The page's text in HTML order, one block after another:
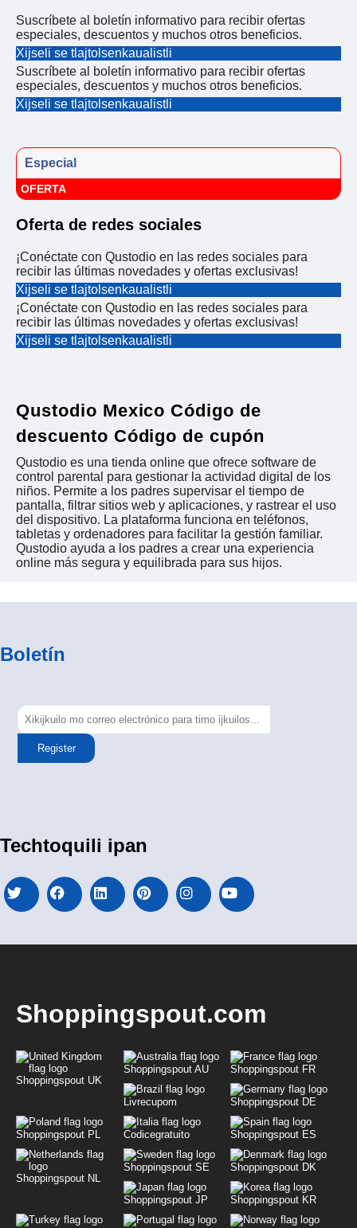
Suscríbete al boletín informativo para recibir ofertas
especiales, descuentos y muchos otros beneficios.
Xijseli se tlajtolsenkaualistli
Suscríbete al boletín informativo para recibir ofertas
especiales, descuentos y muchos otros beneficios.
Xijseli se tlajtolsenkaualistli
Especial
OFERTA
Oferta de redes sociales
¡Conéctate con Qustodio en las redes sociales para
recibir las últimas novedades y ofertas exclusivas!
Xijseli se tlajtolsenkaualistli
¡Conéctate con Qustodio en las redes sociales para
recibir las últimas novedades y ofertas exclusivas!
Xijseli se tlajtolsenkaualistli
Qustodio Mexico Código de
descuento Código de cupón
Qustodio es una tienda online que ofrece software de
control parental para gestionar la actividad digital de los
niños. Permite a los padres supervisar el tiempo de
pantalla, filtrar sitios web y aplicaciones, y rastrear el uso
del dispositivo. La plataforma funciona en teléfonos,
tabletas y ordenadores para facilitar la gestión familiar.
Qustodio ayuda a los padres a crear una experiencia
online más segura y equilibrada para sus hijos.
Boletín
Register
Techtoquili ipan
Shoppingspout.com
Shoppingspout UK
Shoppingspout AU Shoppingspout FR
Livrecupom Shoppingspout DE
Shoppingspout PL Codicegratuito Shoppingspout ES
Shoppingspout NL
Shoppingspout SE Shoppingspout DK
Shoppingspout JP Shoppingspout KR